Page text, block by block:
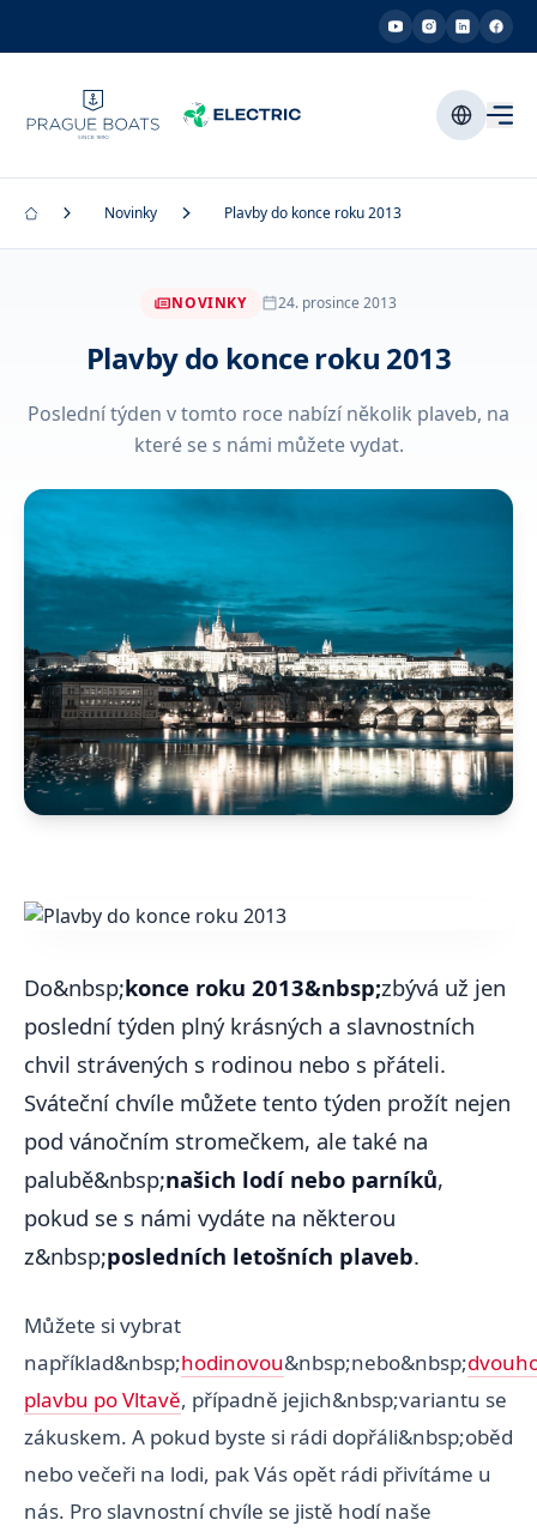
Novinky Plavby do konce roku 2013
NOVINKY 24. prosince 2013
Plavby do konce roku 2013
Poslední týden v tomto roce nabízí několik plaveb, na
které se s námi můžete vydat.
Do&nbsp;konce roku 2013&nbsp;zbývá už jen
poslední týden plný krásných a slavnostních
chvil strávených s rodinou nebo s přáteli.
Sváteční chvíle můžete tento týden prožít nejen
pod vánočním stromečkem, ale také na
palubě&nbsp;našich lodí nebo parníků,
pokud se s námi vydáte na některou
z&nbsp;posledních letošních plaveb.
Můžete si vybrat
například&nbsp;hodinovou&nbsp;nebo&nbsp;
plavbu po Vltavě, případně jejich&nbsp;variantu se
zákuskem. A pokud byste si rádi dopřáli&nbsp;oběd
nebo večeři na lodi, pak Vás opět rádi přivítáme u
nás. Pro slavnostní chvíle se jistě hodí naše